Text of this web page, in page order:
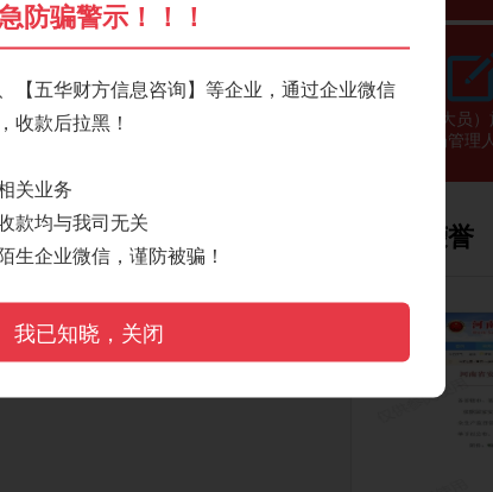
防骗警示！！！
【五华财方信息咨询】等企业，通过企业微信
收款后拉黑！
关业务
款均与我司无关
生企业微信，谨防被骗！
我已知晓，关闭
（八大员
场管理
资质荣誉